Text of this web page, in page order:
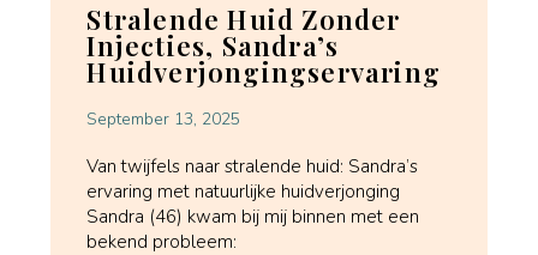
Stralende Huid Zonder
Injecties, Sandra’s
Huidverjongingservaring
September 13, 2025
Van twijfels naar stralende huid: Sandra’s
ervaring met natuurlijke huidverjonging
Sandra (46) kwam bij mij binnen met een
bekend probleem: